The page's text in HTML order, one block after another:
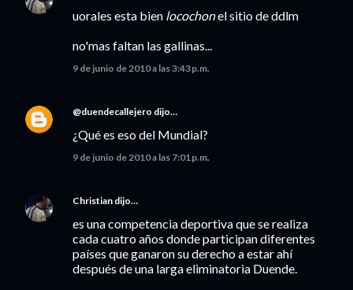
uorales esta bien locochonel sitio de ddlm
no'mas faltan las gallinas...
9 de junio de 2010 a las 3:43 p.m.
@duendecallejero dijo…
¿Qué es eso del Mundial?
9 de junio de 2010 a las 7:01 p.m.
Christian dijo…
es una competencia deportiva que se realiza
cada cuatro años donde participan diferentes
países que ganaron su derecho a estar ahí
después de una larga eliminatoria Duende.